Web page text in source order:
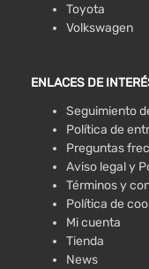
Toyota
Volkswagen
ENLACES DE
Seguimiento
Política de
Preguntas
Aviso legal y
Términos y
Política de
Mi cuenta
Tienda
News